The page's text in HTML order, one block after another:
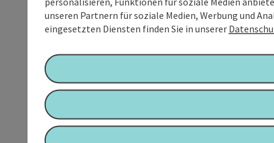
unseren Partnern für soziale Medien, Werbung und
eingesetzten Diensten finden Sie in unserer